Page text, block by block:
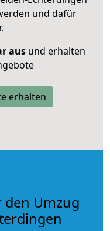
und dafür
ausund erhalten
erhalten
Umzug